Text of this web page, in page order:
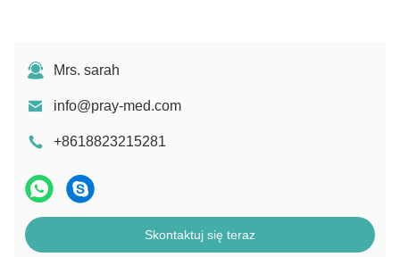
Mrs. sarah
info@pray-med.com
+8618823215281
Skontaktuj się teraz